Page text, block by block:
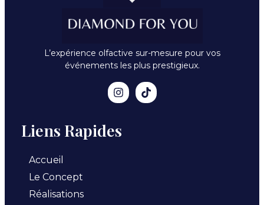
L’expérience olfactive sur-mesure pour vos
événements les plus prestigieux.
Liens Rapides
Accueil
Le Concept
Réalisations